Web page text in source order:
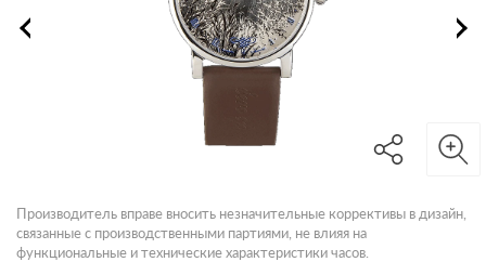
Производитель вправе вносить незначительные коррективы в дизайн,
связанные с производственными партиями, не влияя на
функциональные и технические характеристики часов.